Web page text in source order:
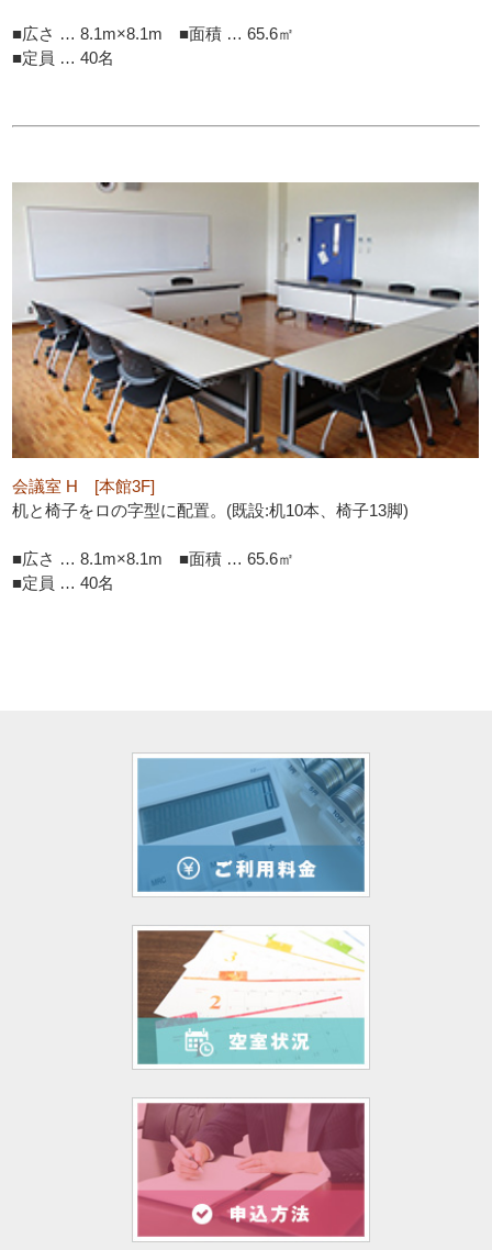
■広さ … 8.1m×8.1m ■面積 … 65.6㎡
■定員 … 40名
会議室 H [本館3F]
机と椅子をロの字型に配置。(既設:机10本、椅子13脚)
■広さ … 8.1m×8.1m ■面積 … 65.6㎡
■定員 … 40名